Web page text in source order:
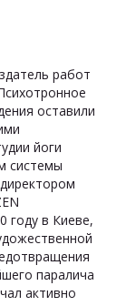
работ
оставили
йоги
системы
году в Киеве,
паралича
активно